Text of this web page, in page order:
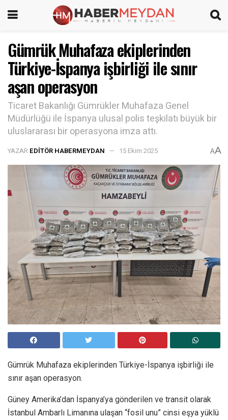
Gümrük Muhafaza ekiplerinden
Türkiye-İspanya işbirliği ile sınır
aşan operasyon
Ticaret Bakanlığı Gümrükler Muhafaza Genel
Müdürlüğü ile İspanya ulusal polis teşkilatı büyük bir
uluslararası bir operasyona imza attı.
YAZAR EDITÖR HABERMEYDAN 15 Ekim 2025 AA
Gümrük Muhafaza ekiplerinden Türkiye-İspanya işbirliği ile
sınır aşan operasyon.
Güney Amerika’dan İspanya’ya gönderilen ve transit olarak
İstanbul Ambarlı Limanına ulaşan “fosil unu” cinsi eşya yüklü